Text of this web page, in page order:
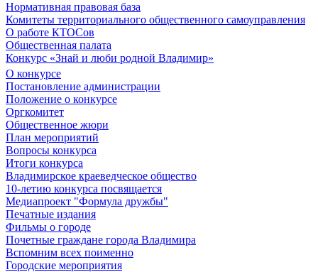
Нормативная правовая база
Комитеты территориального общественного самоуправления
О работе КТОСов
Общественная палата
Конкурс «Знай и люби родной Владимир»
О конкурсе
Постановление администрации
Положение о конкурсе
Оргкомитет
Общественное жюри
План мероприятий
Вопросы конкурса
Итоги конкурса
Владимирское краеведческое общество
10-летию конкурса посвящается
Медиапроект "Формула дружбы"
Печатные издания
Фильмы о городе
Почетные граждане города Владимира
Вспомним всех поименно
Городские мероприятия